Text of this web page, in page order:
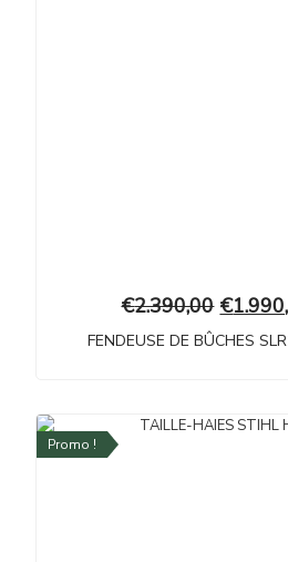
€2.390,00 €
FENDEUSE DE BÛCHES
Promo !